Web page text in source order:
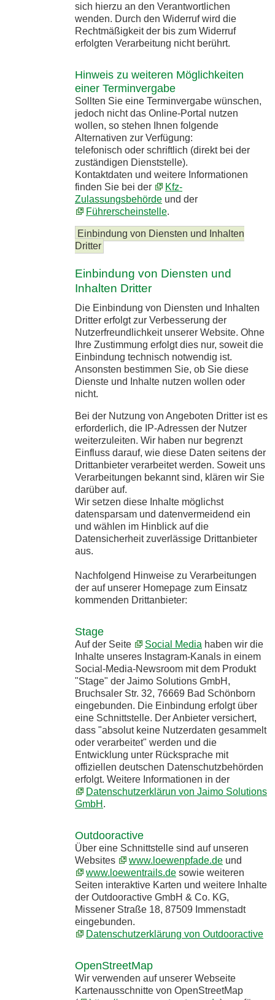
sich hierzu an den Verantwortlichen
wenden. Durch den Widerruf wird die
Rechtmäßigkeit der bis zum Widerruf
erfolgten Verarbeitung nicht berührt.
Hinweis zu weiteren Möglichkeiten
einer Terminvergabe
Sollten Sie eine Terminvergabe wünschen,
jedoch nicht das Online-Portal nutzen
wollen, so stehen Ihnen folgende
Alternativen zur Verfügung:
telefonisch oder schriftlich (direkt bei der
zuständigen Dienststelle).
Kontaktdaten und weitere Informationen
finden Sie bei der
Kfz-
Zulassungsbehörde und der
Führerscheinstelle.
Einbindung von Diensten und Inhalten
Dritter
Einbindung von Diensten und
Inhalten Dritter
Die Einbindung von Diensten und Inhalten
Dritter erfolgt zur Verbesserung der
Nutzerfreundlichkeit unserer Website. Ohne
Ihre Zustimmung erfolgt dies nur, soweit die
Einbindung technisch notwendig ist.
Ansonsten bestimmen Sie, ob Sie diese
Dienste und Inhalte nutzen wollen oder
nicht.
Bei der Nutzung von Angeboten Dritter ist es
erforderlich, die IP-Adressen der Nutzer
weiterzuleiten. Wir haben nur begrenzt
Einfluss darauf, wie diese Daten seitens der
Drittanbieter verarbeitet werden. Soweit uns
Verarbeitungen bekannt sind, klären wir Sie
darüber auf.
Wir setzen diese Inhalte möglichst
datensparsam und datenvermeidend ein
und wählen im Hinblick auf die
Datensicherheit zuverlässige Drittanbieter
aus.
Nachfolgend Hinweise zu Verarbeitungen
der auf unserer Homepage zum Einsatz
kommenden Drittanbieter:
Stage
Auf der Seite Social Media haben wir die
Inhalte unseres Instagram-Kanals in einem
Social-Media-Newsroom mit dem Produkt
"Stage" der Jaimo Solutions GmbH,
Bruchsaler Str. 32, 76669 Bad Schönborn
eingebunden. Die Einbindung erfolgt über
eine Schnittstelle. Der Anbieter versichert,
dass "absolut keine Nutzerdaten gesammelt
oder verarbeitet" werden und die
Entwicklung unter Rücksprache mit
offiziellen deutschen Datenschutzbehörden
erfolgt. Weitere Informationen in der
Datenschutzerklärun von Jaimo Solutions
GmbH .
Outdooractive
Über eine Schnittstelle sind auf unseren
Websites
www.loewenpfade.de und
www.loewentrails.de sowie weiteren
Seiten interaktive Karten und weitere Inhalte
der Outdooractive GmbH & Co. KG,
Missener Straße 18, 87509 Immenstadt
eingebunden.
Datenschutzerklärung von Outdooractive
OpenStreetMap
Wir verwenden auf unserer Webseite
Kartenausschnitte von OpenStreetMap